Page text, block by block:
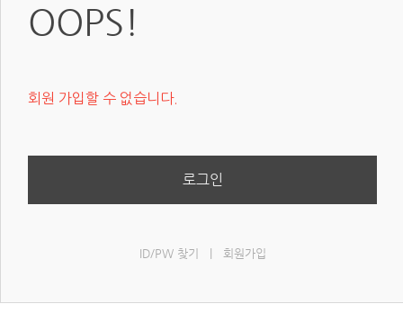
OOPS!
회원 가입할 수 없습니다.
로그인
ID/PW 찾기 회원가입